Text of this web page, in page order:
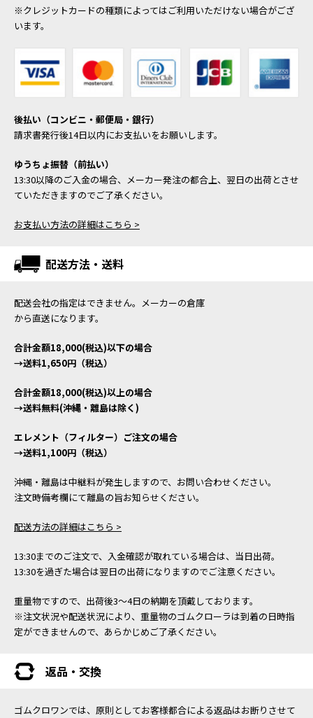
※クレジットカードの種類によってはご利用いただけない場合がござ
います。
後払い（コンビニ・郵便局・銀行）
請求書発行後14日以内にお支払いをお願いします。
ゆうちょ振替（前払い）
13:30以降のご入金の場合、メーカー発注の都合上、翌日の出荷とさせ
ていただきますのでご了承ください。
お支払い方法の詳細はこちら >
配送方法・送料
配送会社の指定はできません。メーカーの倉庫
から直送になります。
合計金額18,000(税込)以下の場合
→送料1,650円（税込）
合計金額18,000(税込)以上の場合
→送料無料(沖縄・離島は除く)
エレメント（フィルター）ご注文の場合
→送料1,100円（税込）
沖縄・離島は中継料が発生しますので、お問い合わせください。
注文時備考欄にて離島の旨お知らせください。
配送方法の詳細はこちら >
13:30までのご注文で、入金確認が取れている場合は、当日出荷。
13:30を過ぎた場合は翌日の出荷になりますのでご注意ください。
重量物ですので、出荷後3～4日の納期を頂戴しております。
※注文状況や配送状況により、重量物のゴムクローラは到着の日時指
定ができませんので、あらかじめご了承ください。
返品・交換
ゴムクロワンでは、原則としてお客様都合による返品はお断りさせて